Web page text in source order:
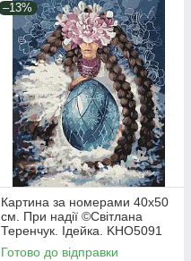
–13%
Картина за номерами 40х50
см. При надії ©Світлана
Теренчук. Ідейка. KHO5091
Готово до відправки